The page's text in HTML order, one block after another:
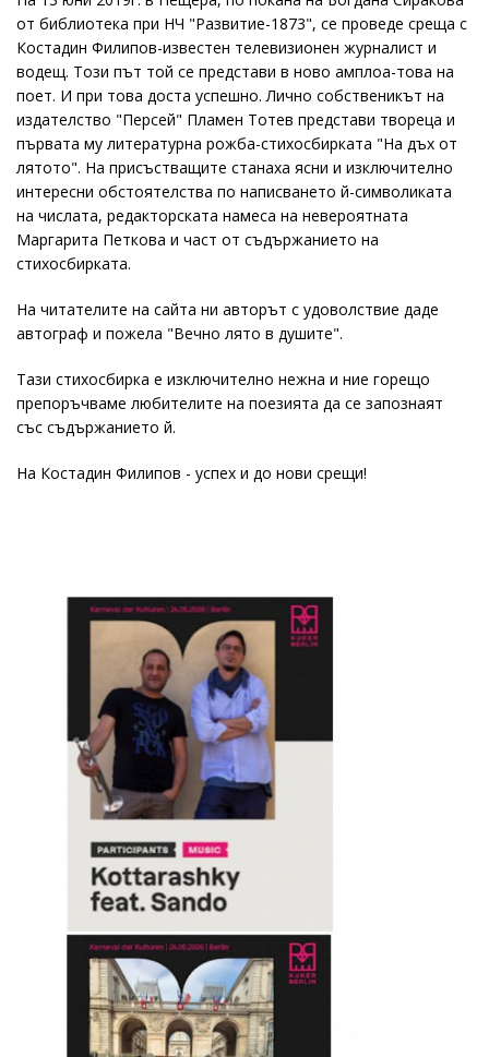
от библиотека при НЧ "Развитие-1873", се проведе среща с
Костадин Филипов-известен телевизионен журналист и
водещ. Този път той се представи в ново амплоа-това на
поет. И при това доста успешно. Лично собственикът на
издателство "Персей" Пламен Тотев представи твореца и
първата му литературна рожба-стихосбирката "На дъх от
лятото". На присъстващите станаха ясни и изключително
интересни обстоятелства по написването й-символиката
на числата, редакторската намеса на невероятната
Маргарита Петкова и част от съдържанието на
стихосбирката.
На читателите на сайта ни авторът с удоволствие даде
автограф и пожела "Вечно лято в душите".
Тази стихосбирка е изключително нежна и ние горещо
препоръчваме любителите на поезията да се запознаят
със съдържанието й.
На Костадин Филипов - успех и до нови срещи!